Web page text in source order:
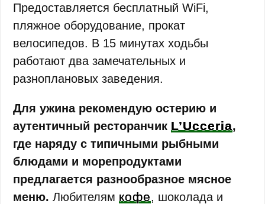
Предоставляется бесплатный WiFi,
пляжное оборудование, прокат
велосипедов. В 15 минутах ходьбы
работают два замечательных и
разноплановых заведения.
Для ужина рекомендую остерию и
аутентичный ресторанчик L’Ucceria,
где наряду с типичными рыбными
блюдами и морепродуктами
предлагается разнообразное мясное
меню. Любителям кофе, шоколада и